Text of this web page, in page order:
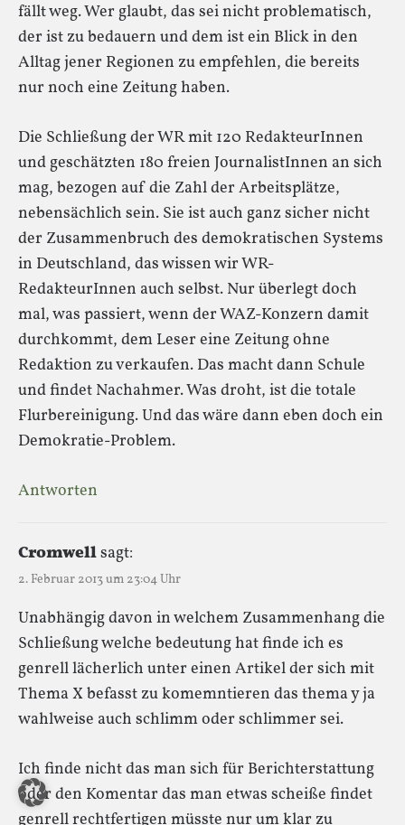
fällt weg. Wer glaubt, das sei nicht problematisch,
der ist zu bedauern und dem ist ein Blick in den
Alltag jener Regionen zu empfehlen, die bereits
nur noch eine Zeitung haben.
Die Schließung der WR mit 120 RedakteurInnen
und geschätzten 180 freien JournalistInnen an sich
mag, bezogen auf die Zahl der Arbeitsplätze,
nebensächlich sein. Sie ist auch ganz sicher nicht
der Zusammenbruch des demokratischen Systems
in Deutschland, das wissen wir WR-
RedakteurInnen auch selbst. Nur überlegt doch
mal, was passiert, wenn der WAZ-Konzern damit
durchkommt, dem Leser eine Zeitung ohne
Redaktion zu verkaufen. Das macht dann Schule
und findet Nachahmer. Was droht, ist die totale
Flurbereinigung. Und das wäre dann eben doch ein
Demokratie-Problem.
Antworten
Cromwellsagt:
2. Februar 2013 um 23:04 Uhr
Unabhängig davon in welchem Zusammenhang die
Schließung welche bedeutung hat finde ich es
genrell lächerlich unter einen Artikel der sich mit
Thema X befasst zu komemntieren das thema y ja
wahlweise auch schlimm oder schlimmer sei.
Ich finde nicht das man sich für Berichterstattung
oder den Komentar das man etwas scheiße findet
genrell rechtfertigen müsste nur um klar zu